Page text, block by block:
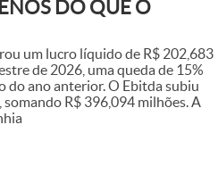
DO QUE O
um lucro líquido de R$ 202,683
de 2026, uma queda de 15%
do ano anterior. O Ebitda subiu
somando R$ 396,094 milhões. A